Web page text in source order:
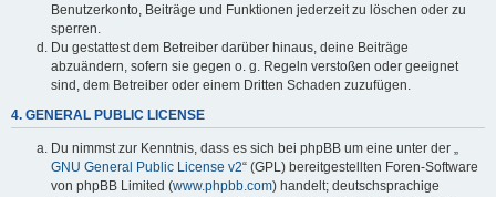
Benutzerkonto, Beiträge und Funktionen jederzeit zu löschen oder zu
sperren.
Du gestattest dem Betreiber darüber hinaus, deine Beiträge
abzuändern, sofern sie gegen o. g. Regeln verstoßen oder geeignet
sind, dem Betreiber oder einem Dritten Schaden zuzufügen.
4. GENERAL PUBLIC LICENSE
Du nimmst zur Kenntnis, dass es sich bei phpBB um eine unter der „
GNU General Public License v2“ (GPL) bereitgestellten Foren-Software
von phpBB Limited (www.phpbb.com) handelt; deutschsprachige